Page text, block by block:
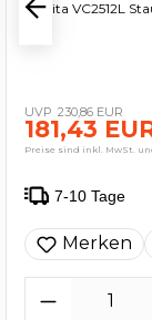
Makita VC2512L
230,86 EUR
181,43
Preise sind inkl. MwSt.
7-10 Tage
Merken